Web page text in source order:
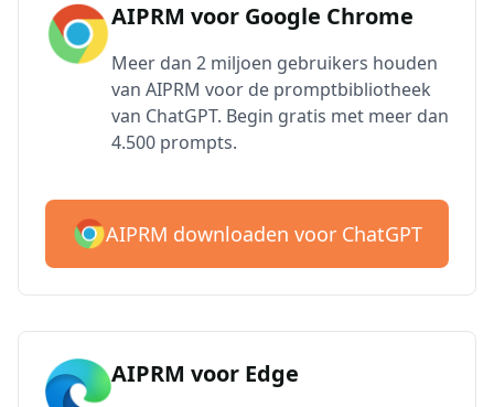
AIPRM voor Google Chrome
Meer dan 2 miljoen gebruikers houden
van AIPRM voor de promptbibliotheek
van ChatGPT. Begin gratis met meer dan
4.500 prompts.
AIPRM downloaden voor ChatGPT
AIPRM voor Edge